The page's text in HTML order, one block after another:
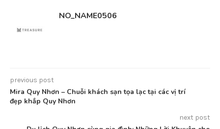
NO_NAME0506
previous post
Mira Quy Nhơn – Chuỗi khách sạn tọa lạc tại các vị trí
đẹp khắp Quy Nhơn
next post